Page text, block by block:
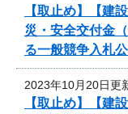
【取止め】【建
災・安全交付金
る一般競争入札
2023年10月20日更
【取止め】【建